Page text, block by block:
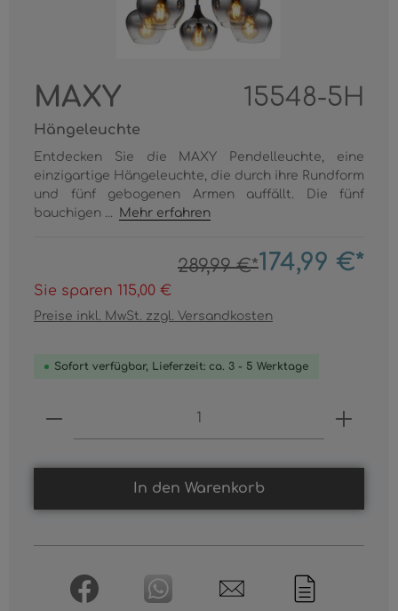
MAXY 15548-5H
Hängeleuchte
Entdecken Sie die MAXY Pendelleuchte, eine
einzigartige Hängeleuchte, die durch ihre Rundform
und fünf gebogenen Armen auffällt. Die fünf
bauchigen ...
Mehr erfahren
289,99 €*174,99 €*
Sie sparen 115,00 €
Preise inkl. MwSt. zzgl. Versandkosten
Sofort verfügbar, Lieferzeit: ca. 3 - 5 Werktage
Produkt Anzahl: Gib den
In den Warenkorb